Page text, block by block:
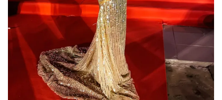
® Cấm sao chép dưới mọi hình thức nếu không có sự chấp
thuận bằng văn bản. Ghi rõ nguồn VTV.vn khi phát hành lại
thông tin từ website này.